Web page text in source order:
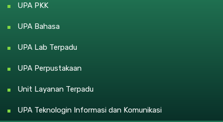
UPA PKK
UPA Bahasa
UPA Lab Terpadu
UPA Perpustakaan
Unit Layanan Terpadu
UPA Teknologin Informasi dan Komunikasi